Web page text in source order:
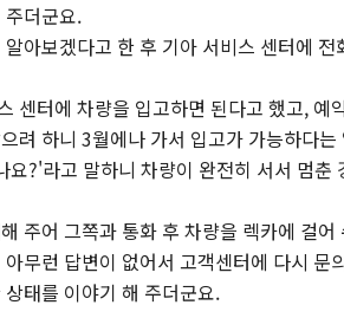
더군요.
아보겠다고 한 후 기아 서비스 센터에 전
센터에 차량을 입고하면 된다고 했고, 예
려 하니 3월에나 가서 입고가 가능하다
?'라고 말하니 차량이 완전히 서서 멈춘
주어 그쪽과 통화 후 차량을 렉카에 걸
무런 답변이 없어서 고객센터에 다시 문
태를 이야기 해 주더군요.